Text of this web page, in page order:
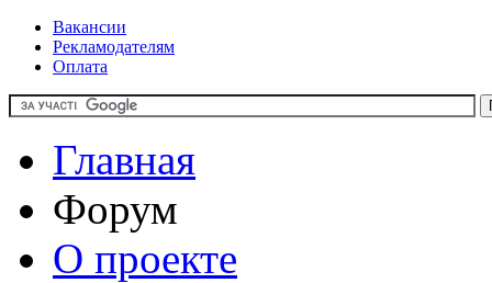
Вакансии
Рекламодателям
Оплата
Главная
Форум
О проекте